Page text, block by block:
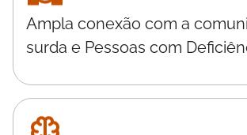
Ampla conexão com a
surda e Pessoas com